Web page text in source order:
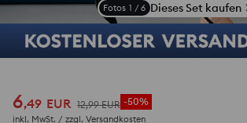
Fotos 1 / 6 Dieses Set kaufen
6,49 EUR 12,99 EUR -50%
inkl. MwSt. / zzgl. Versandkosten